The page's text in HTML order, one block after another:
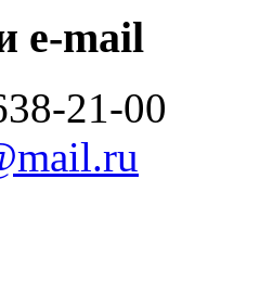
e-mail
21-00